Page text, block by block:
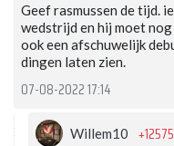
Geef rasmussen de tijd.
wedstrijd en hij moet nog
ook een afschuwelijk
dingen laten zien.
07-08-2022 17:14
Willem10 +12575